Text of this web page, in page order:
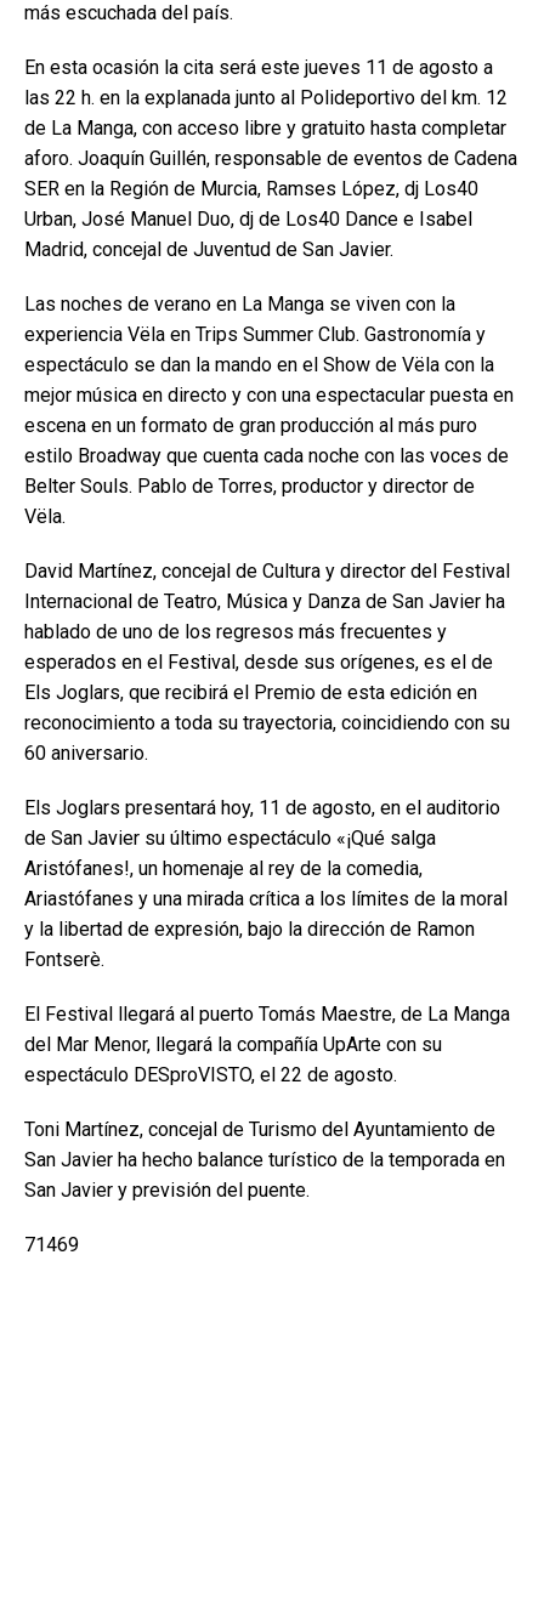
más escuchada del país.
En esta ocasión la cita será este jueves 11 de agosto a
las 22 h. en la explanada junto al Polideportivo del km. 12
de La Manga, con acceso libre y gratuito hasta completar
aforo. Joaquín Guillén, responsable de eventos de Cadena
SER en la Región de Murcia, Ramses López, dj Los40
Urban, José Manuel Duo, dj de Los40 Dance e Isabel
Madrid, concejal de Juventud de San Javier.
Las noches de verano en La Manga se viven con la
experiencia Vëla en Trips Summer Club. Gastronomía y
espectáculo se dan la mando en el Show de Vëla con la
mejor música en directo y con una espectacular puesta en
escena en un formato de gran producción al más puro
estilo Broadway que cuenta cada noche con las voces de
Belter Souls. Pablo de Torres, productor y director de
Vëla.
David Martínez, concejal de Cultura y director del Festival
Internacional de Teatro, Música y Danza de San Javier ha
hablado de uno de los regresos más frecuentes y
esperados en el Festival, desde sus orígenes, es el de
Els Joglars, que recibirá el Premio de esta edición en
reconocimiento a toda su trayectoria, coincidiendo con su
60 aniversario.
Els Joglars presentará hoy, 11 de agosto, en el auditorio
de San Javier su último espectáculo «¡Qué salga
Aristófanes!, un homenaje al rey de la comedia,
Ariastófanes y una mirada crítica a los límites de la moral
y la libertad de expresión, bajo la dirección de Ramon
Fontserè.
El Festival llegará al puerto Tomás Maestre, de La Manga
del Mar Menor, llegará la compañía UpArte con su
espectáculo DESproVISTO, el 22 de agosto.
Toni Martínez, concejal de Turismo del Ayuntamiento de
San Javier ha hecho balance turístico de la temporada en
San Javier y previsión del puente.
71469